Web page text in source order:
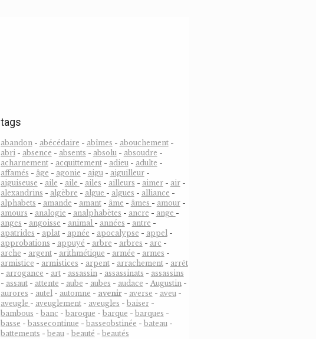
tags
abandon- abécédaire - abîmes - abouchement-
abri- absence - absents - absolu- absoudre -
acharnement- acquittement- adieu- adulte -
affamés - âge - agonie - aigu- aiguilleur-
aiguiseuse - aile - aile - ailes - ailleurs - aimer- air-
alexandrins - algèbre - algue - algues - alliance -
alphabets - amande - amant- âme - âmes - amour-
amours - analogie - analphabètes - ancre - ange -
anges - angoisse - animal - années - antre -
apatrides - aplat- apnée - apocalypse - appel-
approbations - appuyé - arbre - arbres - arc -
arche - argent- arithmétique - armée - armes -
armistice - armistices - arpent- arrachement- arrêt
- arrogance - art- assassin- assassinats - assassins
- assaut- attente - aube - aubes - audace - Augustin-
aurores - autel- automne - avenir- averse - aveu-
aveugle - aveuglement- aveugles - baiser-
bambous - banc - baroque - barque - barques -
basse - bassecontinue - basseobstinée - bateau-
battements - beau- beauté - beautés